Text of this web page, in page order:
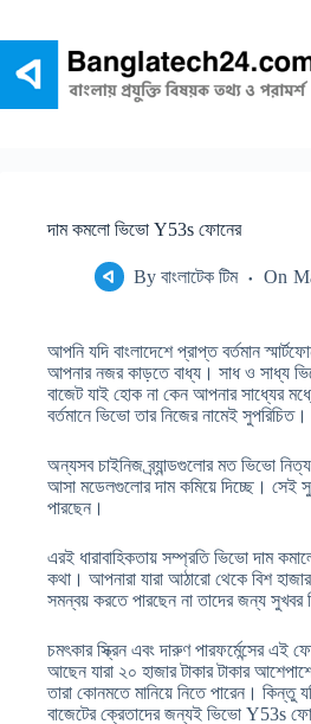
দাম কমলো ভিভো Y53s ফোনের
By বাংলাটেক টিম On
আপনি যদি বাংলাদেশে প্রাপ্ত বর্তমান
আপনার নজর কাড়তে বাধ্য। সাধ ও সাধ্য
বাজেট যাই হোক না কেন আপনার সাধ্যের
বর্তমানে ভিভো তার নিজের নামেই সুপরিচিত।
অন্যসব চাইনিজ ব্র্যান্ডগুলোর মত ভিভো
আসা মডেলগুলোর দাম কমিয়ে দিচ্ছে। সেই
পারছেন।
এরই ধারাবাহিকতায় সম্প্রতি ভিভো দাম
কথা। আপনারা যারা আঠারো থেকে বিশ
সমন্বয় করতে পারছেন না তাদের জন্য
চমৎকার স্ক্রিন এবং দারুণ পারফর্মেন্সের
আছেন যারা ২০ হাজার টাকার টাকার
তারা কোনমতে মানিয়ে নিতে পারেন। কিন্তু
বাজেটের ক্রেতাদের জন্যই ভিভো Y53s